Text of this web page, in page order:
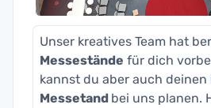
Unser kreatives Team hat
Messestände für dich
kannst du aber auch deinen
Messetand bei uns planen.